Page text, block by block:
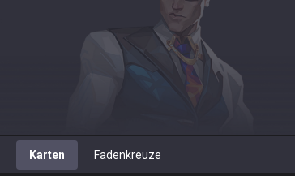
Karten Fadenkreuze